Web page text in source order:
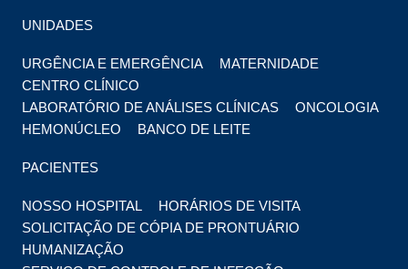
UNIDADES
URGÊNCIA E EMERGÊNCIA
MATERNIDADE
CENTRO CLÍNICO
LABORATÓRIO DE ANÁLISES CLÍNICAS
ONCOLOGIA
HEMONÚCLEO
BANCO DE LEITE
PACIENTES
NOSSO HOSPITAL
HORÁRIOS DE VISITA
SOLICITAÇÃO DE CÓPIA DE PRONTUÁRIO
HUMANIZAÇÃO